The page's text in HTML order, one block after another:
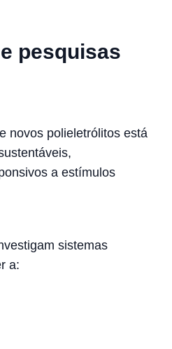
pesquisas
novos polieletrólitos está
a estímulos
sistemas
a: